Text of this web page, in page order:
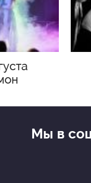
Мы в